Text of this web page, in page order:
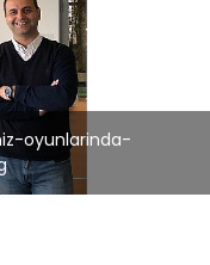
oyunlarinda-